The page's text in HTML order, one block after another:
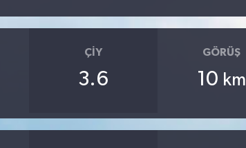
ÇIY
3.6
GÖRÜŞ
10 km